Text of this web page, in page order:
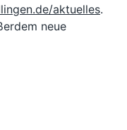
aktuelles.
neue